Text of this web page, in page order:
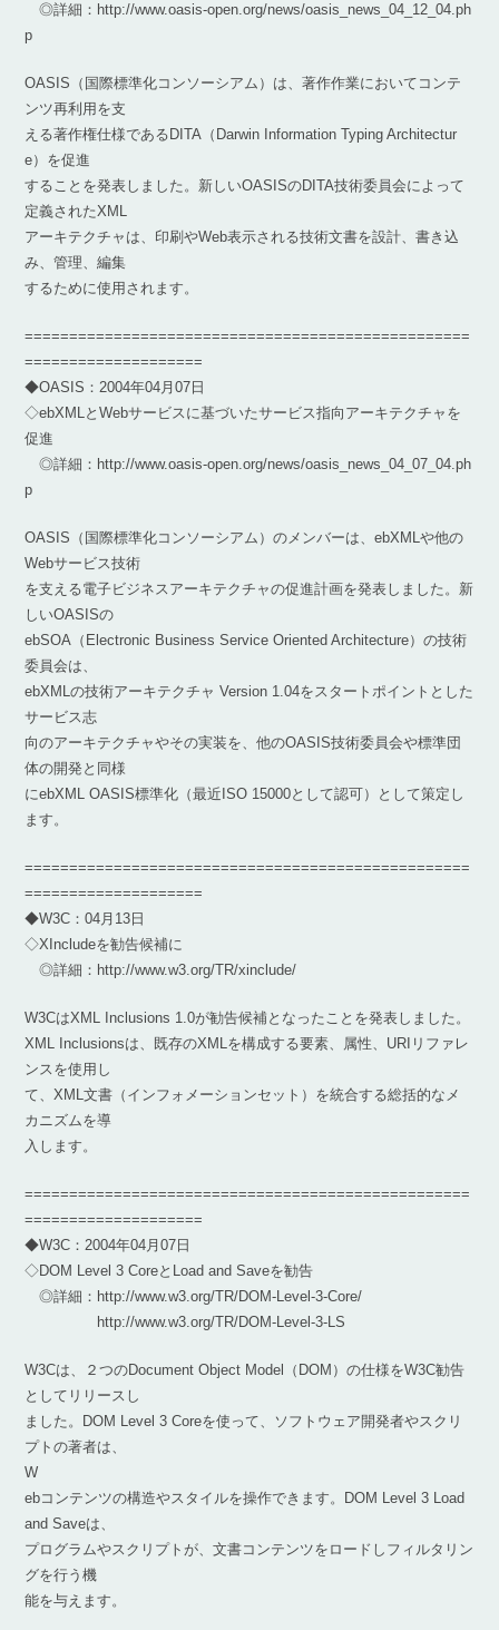
◎詳細：http://www.oasis-open.org/news/oasis_news_04_12_04.ph
p
OASIS（国際標準化コンソーシアム）は、著作作業においてコンテ
ンツ再利用を支
える著作権仕様であるDITA（Darwin Information Typing Architectur
e）を促進
することを発表しました。新しいOASISのDITA技術委員会によって
定義されたXML
アーキテクチャは、印刷やWeb表示される技術文書を設計、書き込
み、管理、編集
するために使用されます。
==================================================
====================
◆OASIS：2004年04月07日
◇ebXMLとWebサービスに基づいたサービス指向アーキテクチャを
促進
◎詳細：http://www.oasis-open.org/news/oasis_news_04_07_04.ph
p
OASIS（国際標準化コンソーシアム）のメンバーは、ebXMLや他の
Webサービス技術
を支える電子ビジネスアーキテクチャの促進計画を発表しました。新
しいOASISの
ebSOA（Electronic Business Service Oriented Architecture）の技術
委員会は、
ebXMLの技術アーキテクチャ Version 1.04をスタートポイントとした
サービス志
向のアーキテクチャやその実装を、他のOASIS技術委員会や標準団
体の開発と同様
にebXML OASIS標準化（最近ISO 15000として認可）として策定し
ます。
==================================================
====================
◆W3C：04月13日
◇XIncludeを勧告候補に
◎詳細：http://www.w3.org/TR/xinclude/
W3CはXML Inclusions 1.0が勧告候補となったことを発表しました。
XML Inclusionsは、既存のXMLを構成する要素、属性、URIリファレ
ンスを使用し
て、XML文書（インフォメーションセット）を統合する総括的なメ
カニズムを導
入します。
==================================================
====================
◆W3C：2004年04月07日
◇DOM Level 3 CoreとLoad and Saveを勧告
◎詳細：http://www.w3.org/TR/DOM-Level-3-Core/
http://www.w3.org/TR/DOM-Level-3-LS
W3Cは、２つのDocument Object Model（DOM）の仕様をW3C勧告
としてリリースし
ました。DOM Level 3 Coreを使って、ソフトウェア開発者やスクリ
プトの著者は、
W
ebコンテンツの構造やスタイルを操作できます。DOM Level 3 Load
and Saveは、
プログラムやスクリプトが、文書コンテンツをロードしフィルタリン
グを行う機
能を与えます。